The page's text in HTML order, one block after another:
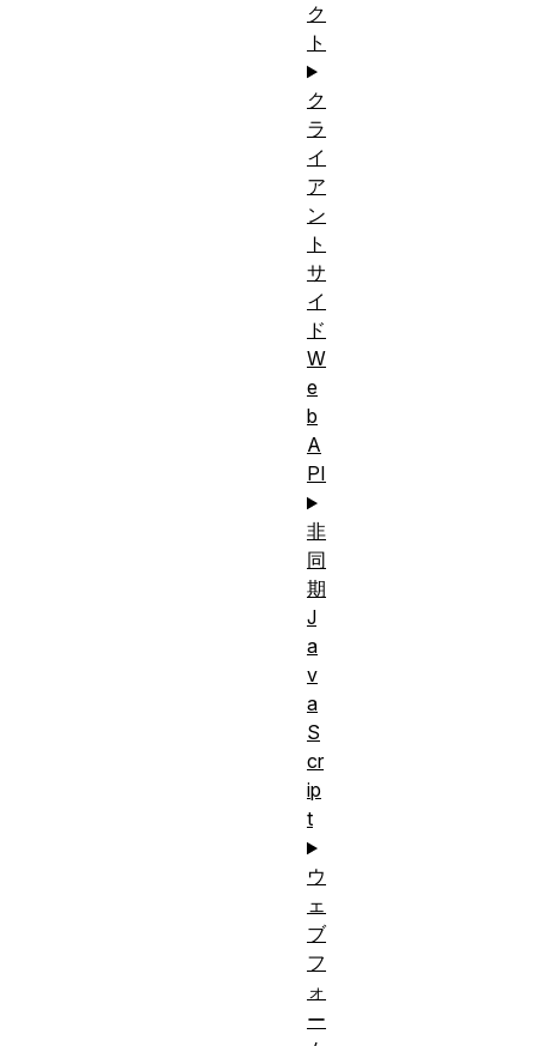
ク
ト
ク
ラ
イ
ア
ン
ト
サ
イ
ド
W
e
b
A
PI
非
同
期
J
a
v
a
S
cr
ip
t
ウ
ェ
ブ
フ
ォ
ー